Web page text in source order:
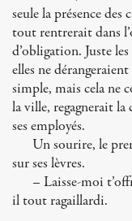
seule la présence
tout rentrerait dans
d’obligation. Juste
elles ne
simple, mais cela ne
la ville, regagnerait
ses employés.
Un sourire, le
sur ses lèvres.
– Laisse-moi
il tout ragaillardi.